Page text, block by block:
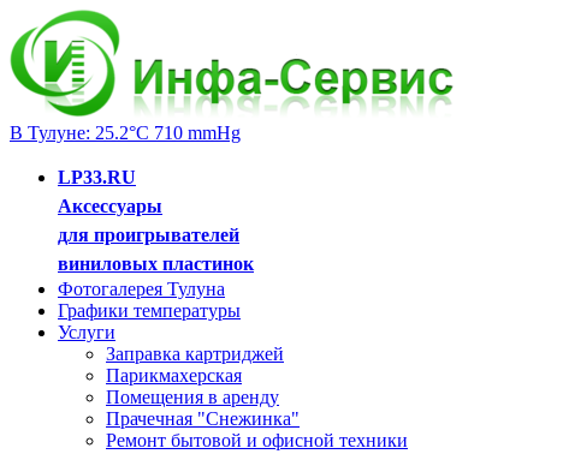
В Тулуне: 25.2°C 710 mmHg
LP33.RU
Аксессуары
для проигрывателей
виниловых пластинок
Фотогалерея Тулуна
Графики температуры
Услуги
Заправка картриджей
Парикмахерская
Помещения в аренду
Прачечная "Снежинка"
Ремонт бытовой и офисной техники